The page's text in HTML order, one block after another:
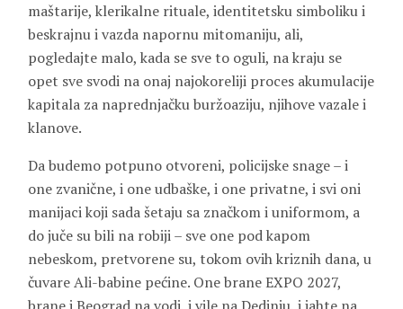
maštarije, klerikalne rituale, identitetsku simboliku i
beskrajnu i vazda napornu mitomaniju, ali,
pogledajte malo, kada se sve to oguli, na kraju se
opet sve svodi na onaj najokoreliji proces akumulacije
kapitala za naprednjačku buržoaziju, njihove vazale i
klanove.
Da budemo potpuno otvoreni, policijske snage – i
one zvanične, i one udbaške, i one privatne, i svi oni
manijaci koji sada šetaju sa značkom i uniformom, a
do juče su bili na robiji – sve one pod kapom
nebeskom, pretvorene su, tokom ovih kriznih dana, u
čuvare Ali-babine pećine. One brane EXPO 2027,